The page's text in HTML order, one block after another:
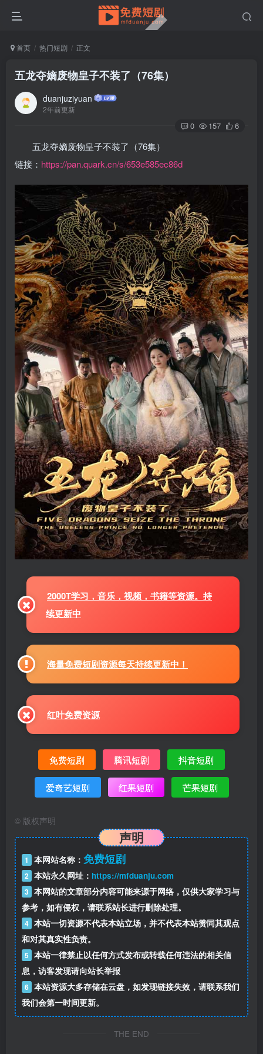
首页 热门短剧 正文
五龙夺嫡废物皇子不装了（76集）
duanjuziyuan
2年前更新
0 157 6
五龙夺嫡废物皇子不装了（76集）
链接： https://pan.quark.cn/s/653e585ec86d
2000T学习，音乐，视频，书籍等资源。持
续更新中
海量免费短剧资源每天持续更新中！
红叶免费资源
免费短剧 腾讯短剧 抖音短剧
爱奇艺短剧 红果短剧 芒果短剧
© 版权声明
声明
1 本网站名称： 免费短剧
2 本站永久网址： https://mfduanju.com
3 本网站的文章部分内容可能来源于网络，仅供大家学习与
参考，如有侵权，请联系站长进行删除处理。
4 本站一切资源不代表本站立场，并不代表本站赞同其观点
和对其真实性负责。
5 本站一律禁止以任何方式发布或转载任何违法的相关信
息，访客发现请向站长举报
6 本站资源大多存储在云盘，如发现链接失效，请联系我们
我们会第一时间更新。
THE END